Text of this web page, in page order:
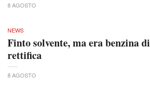
8 AGOSTO
NEWS
Finto solvente, ma era benzina
rettifica
8 AGOSTO